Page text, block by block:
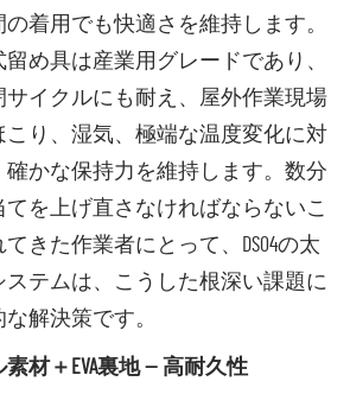
着用でも快適さを維持します。
め具は産業用グレードであり、
イクルにも耐え、屋外作業現場
こり、湿気、極端な温度変化に対
確かな保持力を維持します。数分
を上げ直さなければならないこ
きた作業者にとって、DS04の太
ステムは、こうした根深い課題に
解決策です。
素材＋EVA裏地 — 高耐久性